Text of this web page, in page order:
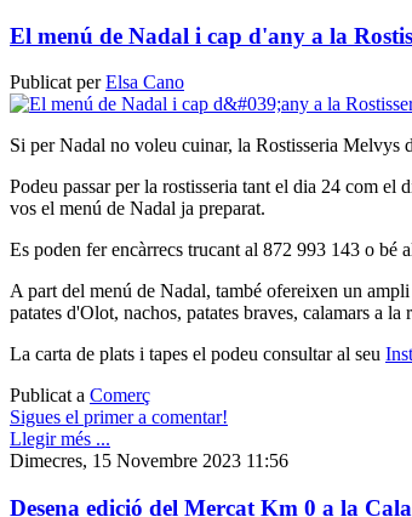
El menú de Nadal i cap d'any a la
Publicat perElsa Cano
Si per Nadal no voleu cuinar, la Rostisseria Melvys
Podeu passar per la rostisseria tant el dia 24 com el
vos el menú de Nadal ja preparat.
Es poden fer encàrrecs trucant al 872 993 143 o bé
A part del menú de Nadal, també ofereixen un
patates d'Olot, nachos, patates braves, calamars a
La carta de plats i tapes el podeu consultar al seu
Publicat a Comerç
Sigues el primer a comentar!
Llegir més ...
Dimecres, 15 Novembre 2023 11:56
Desena edició del Mercat Km 0 a la